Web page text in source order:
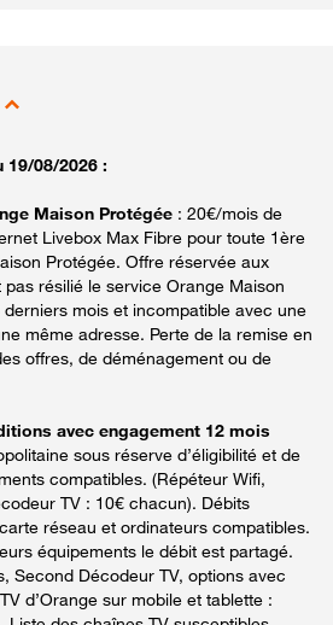
08/2026 :
Maison Protégée : 20€/mois de
Livebox Max Fibre pour toute 1ère
Protégée. Offre réservée aux
pas résilié le service Orange Maison
mois et incompatible avec une
même adresse. Perte de la remise en
offres, de déménagement ou de
avec engagement 12 mois
sous réserve d’éligibilité et de
compatibles. (Répéteur Wifi,
TV : 10€ chacun). Débits
réseau et ordinateurs compatibles.
équipements le débit est partagé.
Second Décodeur TV, options avec
d’Orange sur mobile et tablette :